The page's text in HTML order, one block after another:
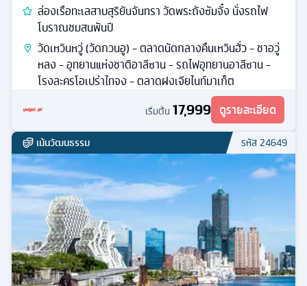
ล่องเรือทะเลสาบสุริยันจันทรา วัดพระถังซัมจั๋ง นั่งรถไฟ
โบราณชมสนพันปี
วัดเหวินหวู่ (วัดกวนอู) - ตลาดนัดกลางคืนเหวินฮั่ว - ชาอวู่
หลง - อุทยานแห่งชาติอาลีซาน - รถไฟอุทยานอาลีซาน -
โรงละครโอเปร่าไทจง - ตลาดฝงเจียไนท์มาเก็ต
เริ่มต้น 17,999 ดูรายละเอียด
เน้นวัฒนธรรม รหัส24649